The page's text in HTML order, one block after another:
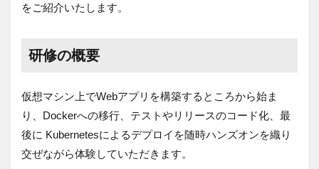
をご紹介いたします。
研修の概要
仮想マシン上でWebアプリを構築するところから始ま
り、 Dockerへの移行、テストやリリースのコード化、最
後に Kubernetesによるデプロイを随時ハンズオンを織り
交ぜながら体験していただきます。